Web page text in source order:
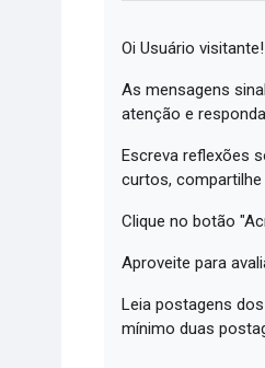
Oi Usuário visitante!
As mensagens
atenção e
Escreva reflexões
curtos,
Clique no botão
Aproveite para
Leia postagens
mínimo duas